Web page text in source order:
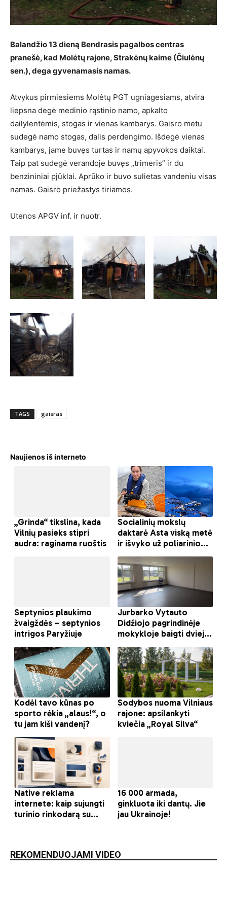
Balandžio 13 dieną Bendrasis pagalbos centras
pranešė, kad Molėtų rajone, Strakėnų kaime (Čiulėnų
sen.), dega gyvenamasis namas.
Atvykus pirmiesiems Molėtų PGT ugniagesiams, atvira
liepsna degė medinio rąstinio namo, apkalto
dailylentėmis, stogas ir vienas kambarys. Gaisro metu
sudegė namo stogas, dalis perdengimo. Išdegė vienas
kambarys, jame buvęs turtas ir namų apyvokos daiktai.
Taip pat sudegė verandoje buvęs „trimeris” ir du
benzininiai pjūklai. Aprūko ir buvo sulietas vandeniu visas
namas. Gaisro priežastys tiriamos.
Utenos APGV inf. ir nuotr.
TAGS gaisras
Naujienos iš interneto
REKOMENDUOJAMI VIDEO